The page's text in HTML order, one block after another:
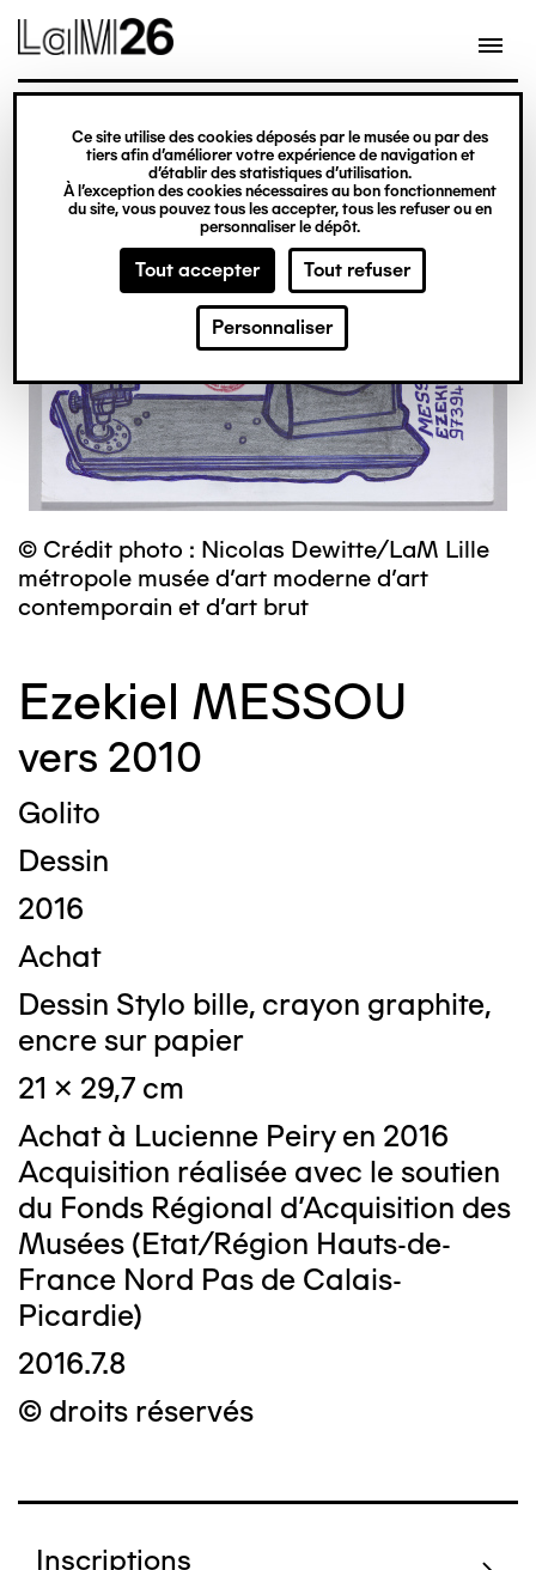
Gestion des cookies
Ce site utilise des cookies déposés par le musée ou par des
tiers afin d’améliorer votre expérience de navigation et
d’établir des statistiques d’utilisation.
À l’exception des cookies nécessaires au bon fonctionnement
du site, vous pouvez tous les accepter, tous les refuser ou en
personnaliser le dépôt.
Tout accepter Tout refuser
Personnaliser
contenu
© Crédit photo : Nicolas Dewitte/LaM Lille
métropole musée d’art moderne d’art
contemporain et d’art brut
Ezekiel MESSOU
vers 2010
Golito
Dessin
2016
Achat
Dessin Stylo bille, crayon graphite,
encre sur papier
21 x 29,7 cm
Achat à Lucienne Peiry en 2016
Acquisition réalisée avec le soutien
du Fonds Régional d’Acquisition des
Musées (Etat/Région Hauts-de-
France Nord Pas de Calais-
Picardie)
2016.7.8
© droits réservés
Inscriptions